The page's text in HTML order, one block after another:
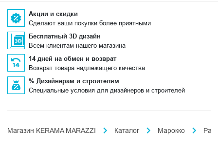
Акции и скидки
Сделают ваши покупки более приятными
Бесплатный 3D дизайн
Всем клиентам нашего магазина
14 дней на обмен и возврат
Возврат товара надлежащего качества
% Дизайнерам и строителям
Специальные условия для дизайнеров и строителей
Магазин KERAMA MARAZZI Каталог Марокко